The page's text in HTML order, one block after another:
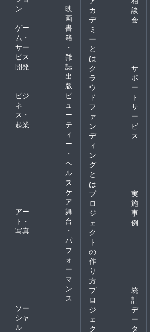
ン
映
画
ゲー
ム・
サー
ビス
開発
書
籍
・
雑
誌
出
版
ビジ
ネ
ス・
起業
ビ
ュ
ー
テ
ィ
ー
・
ヘ
ル
ス
ケ
ア
アー
ト・
写真
舞
台
・
パ
フ
ォ
ー
マ
ン
ス
ソー
シャ
ル
カ
デ
ミ
ー
と
は
談
会
ク
ラ
ウ
ド
フ
ァ
ン
デ
ィ
ン
グ
と
は
サ
ポ
ー
ト
サ
ー
ビ
ス
プ
ロ
ジ
ェ
ク
ト
の
作
り
方
実
施
事
例
プ
ロ
ジ
ェ
ク
統
計
デ
ー
タ